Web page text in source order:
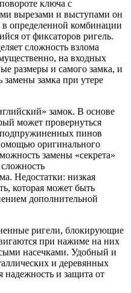
ключа с
вырезами и выступами он
определенной комбинации
от фиксаторов ригель.
сложность взлома
на входных
размеры и самого замка, и
замены замка при утере
замок. В основе
может провернуться
пинов
оригинального
замены «секрета»
Недостатки: низкая
которая может быть
дополнительной
ригели, блокирующие
при нажиме на них
насечками. Удобный и
и деревянных
надежность и защита от